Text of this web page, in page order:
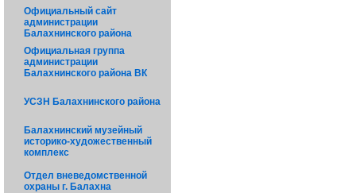
Официальный сайт
администрации
Балахнинского района
Официальная группа
администрации
Балахнинского района ВК
УСЗН Балахнинского района
Балахнинский музейный
историко-художественный
комплекс
Отдел вневедомственной
охраны г. Балахна